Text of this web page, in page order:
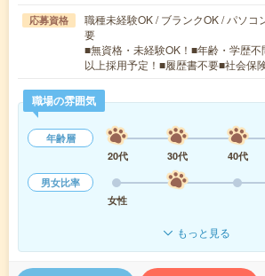
応募資格
職種未経験OK / ブランクOK / パソコ
要
■無資格・未経験OK！■年齢・学歴
以上採用予定！■履歴書不要■社会保
職場の雰囲気
年齢層
20代
30代 40代
男女比率
女性
もっと見る